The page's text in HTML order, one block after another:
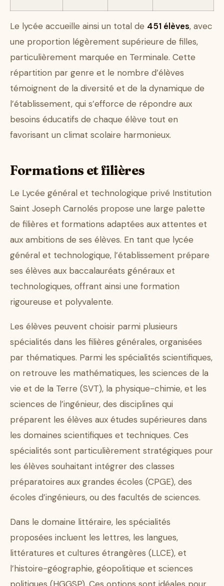
Le lycée accueille ainsi un total de 451 élèves, avec
une proportion légèrement supérieure de filles,
particulièrement marquée en Terminale. Cette
répartition par genre et le nombre d’élèves
témoignent de la diversité et de la dynamique de
l’établissement, qui s’efforce de répondre aux
besoins éducatifs de chaque élève tout en
favorisant un climat scolaire harmonieux.
Formations et filières
Le Lycée général et technologique privé Institution
Saint Joseph Carnolés propose une large palette
de filières et formations adaptées aux attentes et
aux ambitions de ses élèves. En tant que lycée
général et technologique, l’établissement prépare
ses élèves aux baccalauréats généraux et
technologiques, offrant ainsi une formation
rigoureuse et polyvalente.
Les élèves peuvent choisir parmi plusieurs
spécialités dans les filières générales, organisées
par thématiques. Parmi les spécialités scientifiques,
on retrouve les mathématiques, les sciences de la
vie et de la Terre (SVT), la physique-chimie, et les
sciences de l’ingénieur, des disciplines qui
préparent les élèves aux études supérieures dans
les domaines scientifiques et techniques. Ces
spécialités sont particulièrement stratégiques pour
les élèves souhaitant intégrer des classes
préparatoires aux grandes écoles (CPGE), des
écoles d’ingénieurs, ou des facultés de sciences.
Dans le domaine littéraire, les spécialités
proposées incluent les lettres, les langues,
littératures et cultures étrangères (LLCE), et
l’histoire-géographie, géopolitique et sciences